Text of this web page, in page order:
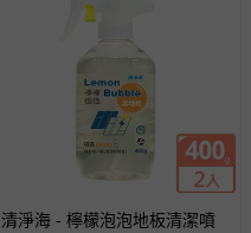
清淨海 - 檸檬泡泡地板清潔噴